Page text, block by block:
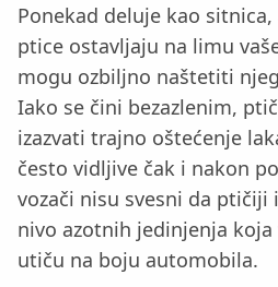
Ponekad deluje kao
ptice ostavljaju na limu
mogu ozbiljno naštetiti
Iako se čini bezazlenim,
izazvati trajno oštećenje
često vidljive čak i nakon
vozači nisu svesni da ptičiji
nivo azotnih jedinjenja
utiču na boju automobila.